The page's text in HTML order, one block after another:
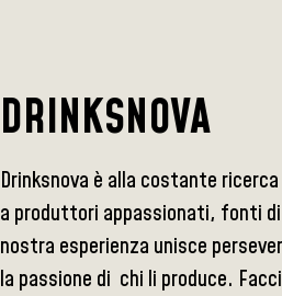
DRINKSNOVA
Drinksnova è alla costante
a produttori appassionati, fonti
nostra esperienza unisce
la passione di chi li produce.